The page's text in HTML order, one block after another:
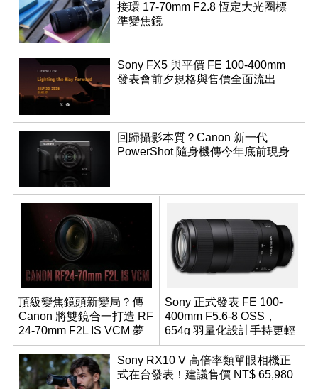
接環 17-70mm F2.8 恆定大光圈標
準變焦鏡
Sony FX5 與平價 FE 100-400mm
發表會前夕規格與售價全面流出
回歸攝影本質？Canon 新一代
PowerShot 隨身機傳今年底前現身
頂級變焦鏡頭新變局？傳
Canon 將雙鏡合一打造 RF
24-70mm F2L IS VCM 夢
幻規格
Sony 正式發表 FE 100-
400mm F5.6-8 OSS，
654g 羽量化設計手持更輕
鬆
Sony RX10 V 高倍率類單眼相機正
式在台發表！建議售價 NT$ 65,980